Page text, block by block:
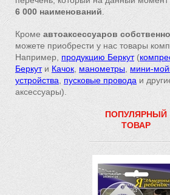
6 000 наименований
Кроме автоаксессуаров
можете приобрести у нас товары
Например, продукцию Беркут(
Беркути Качок манометры мини-
устройства
пусковые провода и
аксессуары).
ПОПУЛЯРНЫЙ
ТОВАР